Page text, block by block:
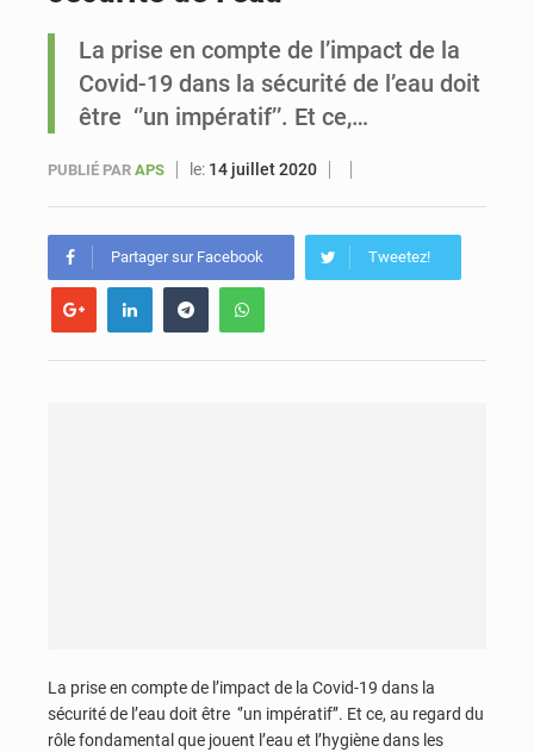
Sénégal : Ousmane Diagne prêtera serment le 11 août comme président du Conseil constitutionnel
La prise en compte de l’impact de la
Covid-19 dans la sécurité de l’eau doit
être ‘’un impératif’’. Et ce,…
PUBLIÉ PAR APS le: 14 juillet 2020
Partager sur Facebook Tweetez!
La prise en compte de l’impact de la Covid-19 dans la
sécurité de l’eau doit être ‘’un impératif’’. Et ce, au regard du
rôle fondamental que jouent l’eau et l’hygiène dans les